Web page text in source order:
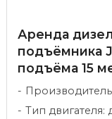
Аренда
подъёмника
подъёма 15
Тип двигателя: